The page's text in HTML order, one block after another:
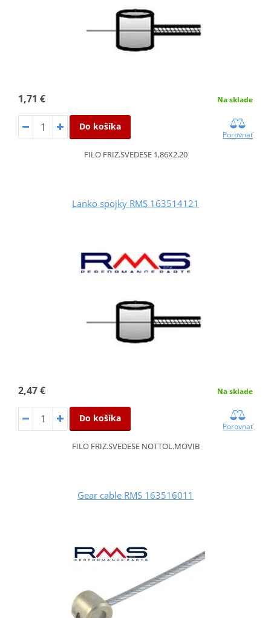
1,71 € Na sklade
Do košíka
Porovnať
FILO FRIZ.SVEDESE 1,86X2,20
Lanko spojky RMS 163514121
2,47 € Na sklade
Do košíka
Porovnať
FILO FRIZ.SVEDESE NOTTOL.MOVIB
Gear cable RMS 163516011